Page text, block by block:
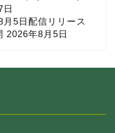
日
5日配信リリース
2026年8月5日